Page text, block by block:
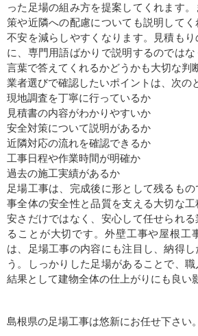
った足場の組み方を提案してくれます
策や近隣への配慮についても説明して
不安を減らしやすくなります。見積も
に、専門用語ばかりで説明するのでは
言葉で答えてくれるかどうかも大切な判
業者選びで確認したいポイントは、次の
現地調査を丁寧に行っているか
見積書の内容がわかりやすいか
安全対策について説明があるか
近隣対応の流れを確認できるか
工事日程や作業時間が明確か
過去の施工実績があるか
足場工事は、完成後に形として残るも
事全体の安全性と品質を支える大切な工
安さだけではなく、安心して任せられ
ることが大切です。外壁工事や屋根工
は、足場工事の内容にも注目し、納得
う。しっかりした足場があることで、職
結果として建物全体の仕上がりにも良い
島根県の足場工事は悠新にお任せ下さい。